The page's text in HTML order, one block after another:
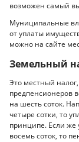
возможен самый
Муниципальные
от уплаты
можно на сайте
Земельный
Это местный
предпенсионеров
на шесть соток.
четыре сотки, то
принципе. Если же
восемь соток, то